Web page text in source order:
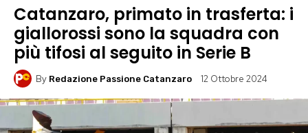
Catanzaro, primato in trasferta: i
giallorossi sono la squadra con
più tifosi al seguito in Serie B
By Redazione Passione Catanzaro 12 Ottobre 2024